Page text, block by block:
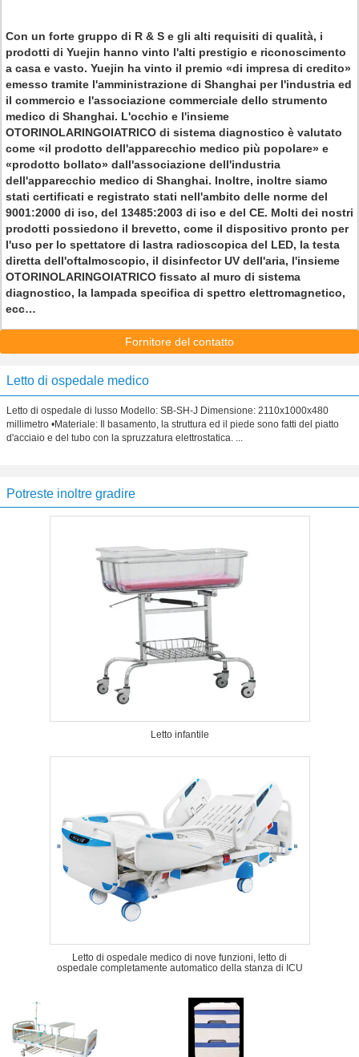
Con un forte gruppo di R & S e gli alti requisiti di qualità, i
prodotti di Yuejin hanno vinto l'alti prestigio e riconoscimento
a casa e vasto. Yuejin ha vinto il premio «di impresa di credito»
emesso tramite l'amministrazione di Shanghai per l'industria ed
il commercio e l'associazione commerciale dello strumento
medico di Shanghai. L'occhio e l'insieme
OTORINOLARINGOIATRICO di sistema diagnostico è valutato
come «il prodotto dell'apparecchio medico più popolare» e
«prodotto bollato» dall'associazione dell'industria
dell'apparecchio medico di Shanghai. Inoltre, inoltre siamo
stati certificati e registrato stati nell'ambito delle norme del
9001:2000 di iso, del 13485:2003 di iso e del CE. Molti dei nostri
prodotti possiedono il brevetto, come il dispositivo pronto per
l'uso per lo spettatore di lastra radioscopica del LED, la testa
diretta dell'oftalmoscopio, il disinfector UV dell'aria, l'insieme
OTORINOLARINGOIATRICO fissato al muro di sistema
diagnostico, la lampada specifica di spettro elettromagnetico,
ecc…
Fornitore del contatto
Letto di ospedale medico
Letto di ospedale di lusso Modello: SB-SH-J Dimensione: 2110x1000x480
millimetro •Materiale: Il basamento, la struttura ed il piede sono fatti del piatto
d'acciaio e del tubo con la spruzzatura elettrostatica. ...
Potreste inoltre gradire
Letto infantile
Letto di ospedale medico di nove funzioni, letto di
ospedale completamente automatico della stanza di ICU